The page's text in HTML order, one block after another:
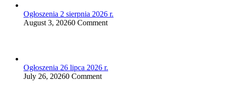
Ogłoszenia 2 sierpnia 2026 r.
August 3, 20260 Comment
Ogłoszenia 26 lipca 2026 r.
July 26, 20260 Comment